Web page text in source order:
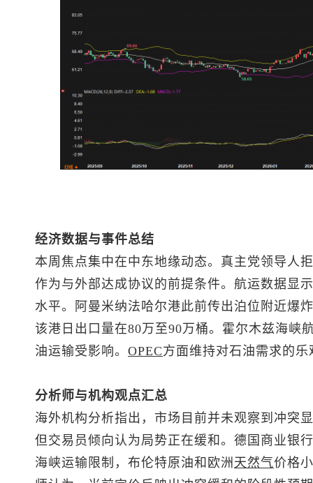
经济数据与事件总结
本周焦点集中在中东地缘动态。真主党领导人
作为与外部达成协议的前提条件。航运数据显
水平。阿曼米纳法哈尔港此前传出泊位附近爆
该港日出口量在80万至90万桶。霍尔木兹海峡
油运输受影响。 OPEC方面维持对石油需求的乐
分析师与机构观点汇总
海外机构分析指出，市场目前并未观察到冲突
但交易员倾向认为局势正在缓和。德国商业银
海峡运输限制， 布伦特原油和欧洲 天然气价格